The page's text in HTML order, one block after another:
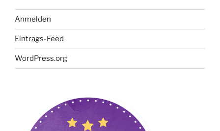
Anmelden
Eintrags-Feed
WordPress.org